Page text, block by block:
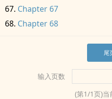
Chapter 67
Chapter 68
尾
输入页数
(第1/1页)当